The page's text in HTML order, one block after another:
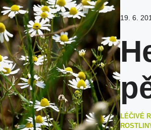
19. 6.
LÉČIVÉ